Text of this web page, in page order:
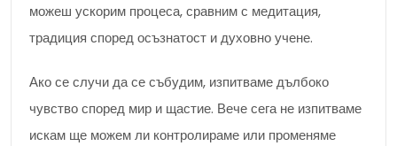
можеш ускорим процеса, сравним с медитация,
традиция според осъзнатост и духовно учене.
Ако се случи да се събудим, изпитваме дълбоко
чувство според мир и щастие. Вече сега не изпитваме
искам ще можем ли контролираме или променяме